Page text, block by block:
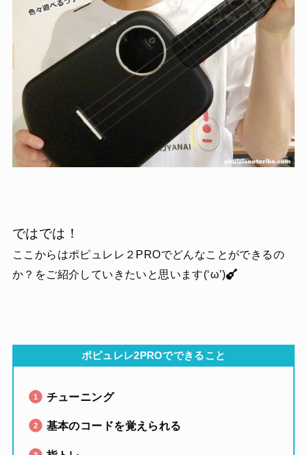
ではでは！
ここからはポピュレレ２PROでどんなことができるの
か？をご紹介していきたいと思います(‘ω’)
ポピュレレ2PROでできること
チューニング
基本のコードを覚えられる